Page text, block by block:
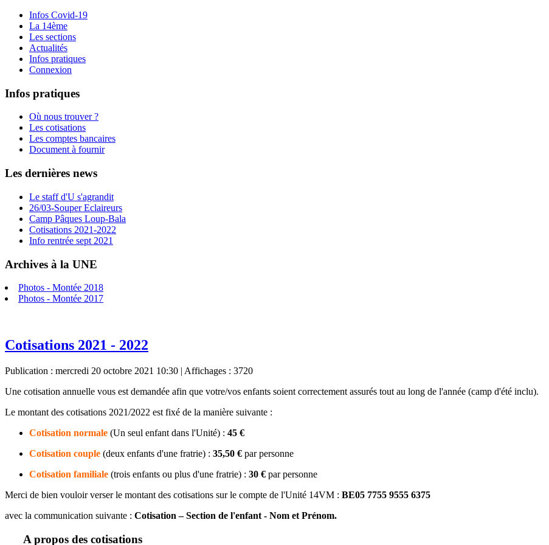
Infos Covid-19
La 14ème
Les sections
Actualités
Infos pratiques
Connexion
Infos pratiques
Où nous trouver ?
Les cotisations
Les comptes bancaires
Document à fournir
Les dernières news
Le staff d'U s'agrandit
26/03-Souper Eclaireurs
Camp Pâques Loup-Bala
Cotisations 2021-2022
Info rentrée sept 2021
Archives à la UNE
Photos - Montée 2018
Photos - Montée 2017
Cotisations 2021 - 2022
Publication : mercredi 20 octobre 2021 10:30 | Affichages : 3720
Une cotisation annuelle vous est demandée afin que votre/vos enfants soient correctement assurés tout au long de l'année (camp d'été inclu).
Le montant des cotisations 2021/2022 est fixé de la manière suivante :
Cotisation normale (Un seul enfant dans l'Unité) : 45 €
Cotisation couple (deux enfants d'une fratrie) : 35,50 € par personne
Cotisation familiale (trois enfants ou plus d'une fratrie) : 30 € par personne
Merci de bien vouloir verser le montant des cotisations sur le compte de l'Unité 14VM : BE05 7755 9555 6375
avec la communication suivante : Cotisation – Section de l'enfant - Nom et Prénom.
A propos des cotisations